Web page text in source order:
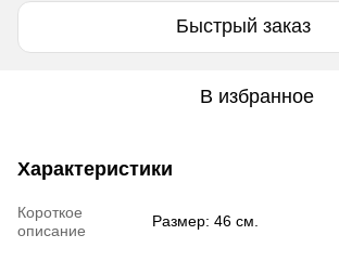
Быстрый заказ
В избранное
Характеристики
Короткое
описание
Размер: 46 см.